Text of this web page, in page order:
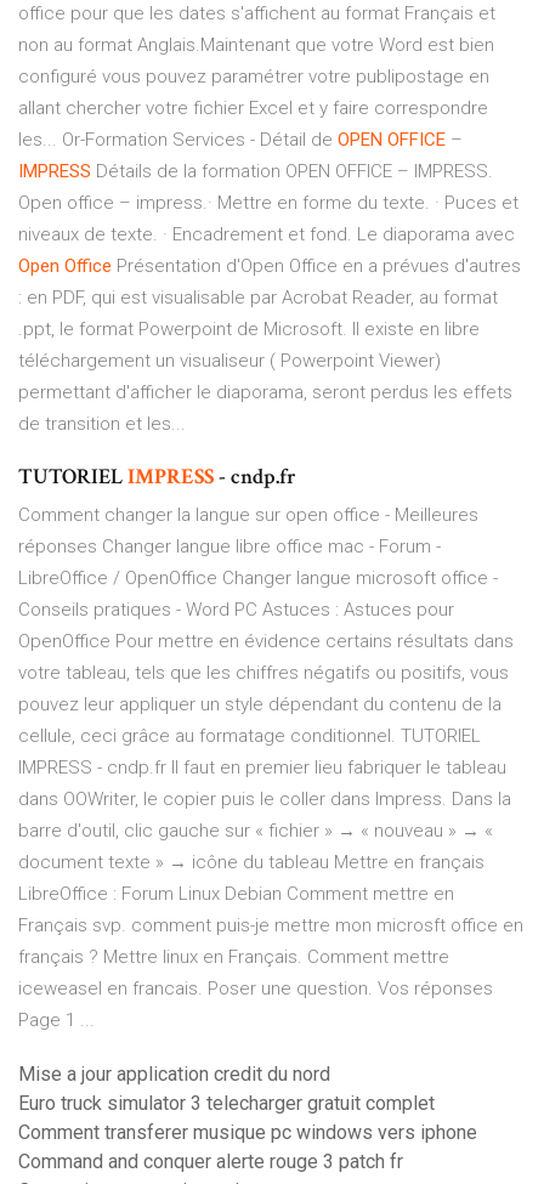
office pour que les dates s'affichent au format Français et
non au format Anglais.Maintenant que votre Word est bien
configuré vous pouvez paramétrer votre publipostage en
allant chercher votre fichier Excel et y faire correspondre
les... Or-Formation Services - Détail de OPEN OFFICE –
IMPRESS Détails de la formation OPEN OFFICE – IMPRESS.
Open office – impress.· Mettre en forme du texte. · Puces et
niveaux de texte. · Encadrement et fond. Le diaporama avec
Open Office Présentation d'Open Office en a prévues d'autres
: en PDF, qui est visualisable par Acrobat Reader, au format
.ppt, le format Powerpoint de Microsoft. Il existe en libre
téléchargement un visualiseur ( Powerpoint Viewer)
permettant d'afficher le diaporama, seront perdus les effets
de transition et les...
TUTORIELIMPRESS- cndp.fr
Comment changer la langue sur open office - Meilleures
réponses Changer langue libre office mac - Forum -
LibreOffice / OpenOffice Changer langue microsoft office -
Conseils pratiques - Word PC Astuces : Astuces pour
OpenOffice Pour mettre en évidence certains résultats dans
votre tableau, tels que les chiffres négatifs ou positifs, vous
pouvez leur appliquer un style dépendant du contenu de la
cellule, ceci grâce au formatage conditionnel. TUTORIEL
IMPRESS - cndp.fr Il faut en premier lieu fabriquer le tableau
dans OOWriter, le copier puis le coller dans Impress. Dans la
barre d'outil, clic gauche sur « fichier » → « nouveau » → «
document texte » → icône du tableau Mettre en français
LibreOffice : Forum Linux Debian Comment mettre en
Français svp. comment puis-je mettre mon microsft office en
français ? Mettre linux en Français. Comment mettre
iceweasel en francais. Poser une question. Vos réponses
Page 1 ...
Mise a jour application credit du nord
Euro truck simulator 3 telecharger gratuit complet
Comment transferer musique pc windows vers iphone
Command and conquer alerte rouge 3 patch fr